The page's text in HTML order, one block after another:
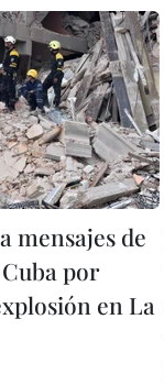
mensajes de
por
en La